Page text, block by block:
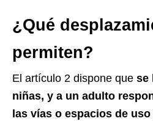
¿Qué
permiten?
El artículo 2 dispone que se
niñas, y a un adulto
las vías o espacios de